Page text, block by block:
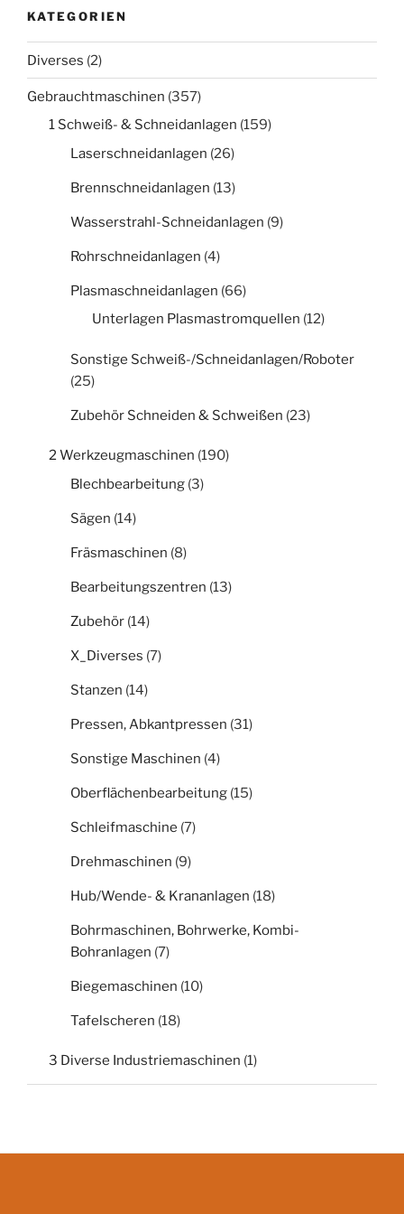
KATEGORIEN
Diverses (2)
Gebrauchtmaschinen (357)
1 Schweiß- & Schneidanlagen (159)
Laserschneidanlagen (26)
Brennschneidanlagen (13)
Wasserstrahl-Schneidanlagen (9)
Rohrschneidanlagen (4)
Plasmaschneidanlagen (66)
Unterlagen Plasmastromquellen (12)
Sonstige Schweiß-/Schneidanlagen/Roboter
(25)
Zubehör Schneiden & Schweißen (23)
2 Werkzeugmaschinen (190)
Blechbearbeitung (3)
Sägen (14)
Fräsmaschinen (8)
Bearbeitungszentren (13)
Zubehör (14)
X_Diverses (7)
Stanzen (14)
Pressen, Abkantpressen (31)
Sonstige Maschinen (4)
Oberflächenbearbeitung (15)
Schleifmaschine (7)
Drehmaschinen (9)
Hub/Wende- & Krananlagen (18)
Bohrmaschinen, Bohrwerke, Kombi-
Bohranlagen (7)
Biegemaschinen (10)
Tafelscheren (18)
3 Diverse Industriemaschinen (1)